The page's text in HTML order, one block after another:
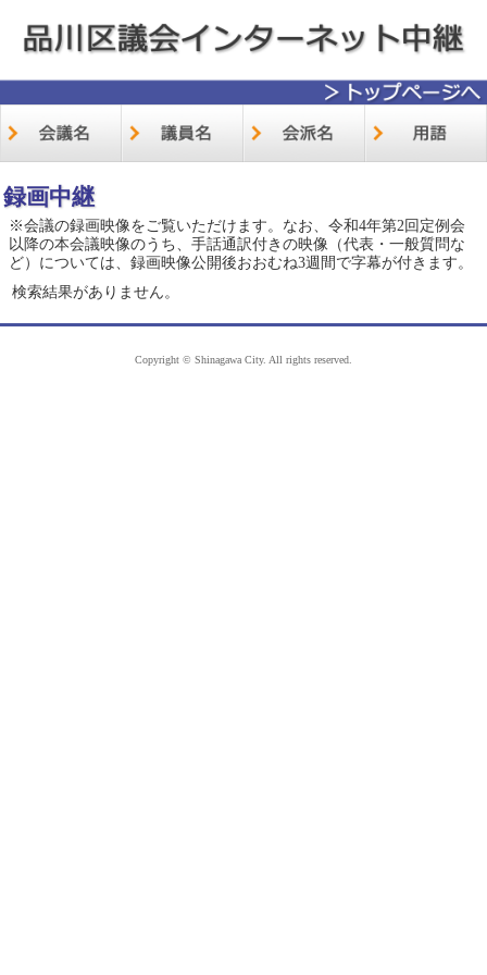
録画中継
※会議の録画映像をご覧いただけます。なお、令和4年第2回定例会
以降の本会議映像のうち、手話通訳付きの映像（代表・一般質問な
ど）については、録画映像公開後おおむね3週間で字幕が付きます。
検索結果がありません。
Copyright © Shinagawa City. All rights reserved.